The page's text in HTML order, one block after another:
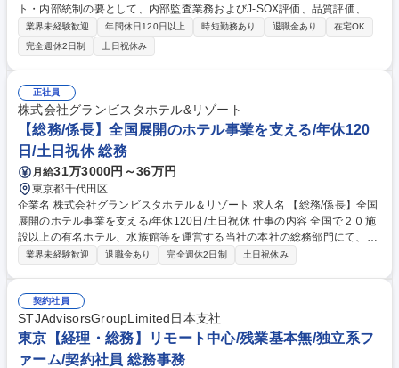
ト・内部統制の要として、内部監査業務およびJ-SOX評価、品質評価、各
種規程の管理などを担当頂きます。 【詳細】■内部監査業務の計画・実施
■内部監査の品質評価■内部監査規程および関連規程類の管理■J-SOX業務
連携などを行っていただきます。 【キャリアパス】当室での知見・経験を
活かし、事業部門の管理業務、コーポレート部門、国内外関係会社のマネ
ジメントや監査エキスパートなど、グループ内のガバナンスを担う人材と
して多角的に活躍できる環境です。 募集職種 PA【東京/内部監査・内部統
制担当】手当充実/フルフレックス制度
業界未経験歓迎 年間休日120日以上 時短勤務あり 退職金あり
在宅OK
完全週休2日制
土日祝休み
正社員
株式会社グランビスタホテル&リゾート
【総務/係長】全国展開のホテル事業を支える/年休120
日/土日祝休 総務
月給31万3000円～36万円
東京都千代田区
企業名 株式会社グランビスタホテル＆リゾート 求人名 【総務/係長】全国
展開のホテル事業を支える/年休120日/土日祝休 仕事の内容 全国で２０施
設以上の有名ホテル、水族館等を運営する当社の本社の総務部門にて、下
記業務の中からご経験、適性に応じてお任せします。 ■機関運営・法務：
■環境・防災：本社施設・備品の管理、外部折衝、安全衛生、BCP・防災
訓練企画■庶務全般：来客対応、役員スケジュール補助、経費精算等の日
常業務 等 募集職種 【総務/係長】全国展開のホテル事業を支える/年休120
日/土日祝休
業界未経験歓迎 退職金あり 完全週休2日制 土日祝休み
契約社員
STJAdvisorsGroupLimited日本支社
東京【経理・総務】リモート中心/残業基本無/独立系フ
ァーム/契約社員 総務事務